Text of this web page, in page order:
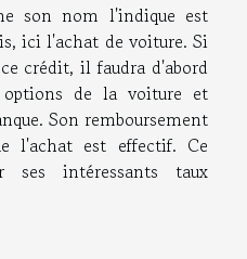
son nom l'indique est
ici l'achat de voiture. Si
crédit, il faudra d'abord
de la voiture et
Son remboursement
l'achat est effectif. Ce
ses intéressants taux